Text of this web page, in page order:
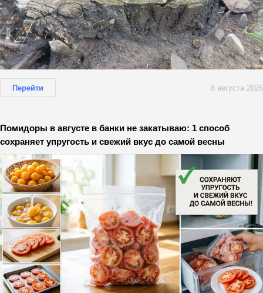
Перейти 8 августа 2026
Помидоры в августе в банки не закатываю: 1 способ
сохраняет упругость и свежий вкус до самой весны